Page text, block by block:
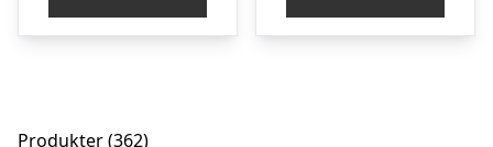
Produkter 362362